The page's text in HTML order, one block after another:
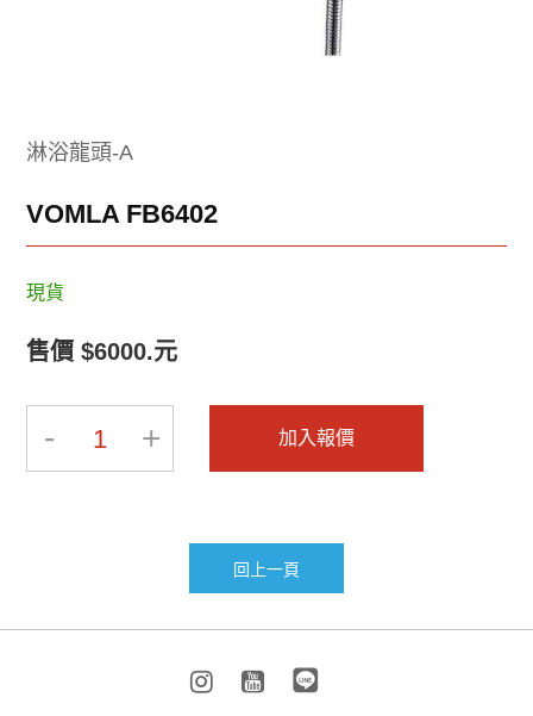
2025-BRAVAT-2
2019-INNOCI-8 2019-INNOCI-7
2019-INNOCI-6
淋浴龍頭-A
VOMLA FB6402
現貨
售價 $6000.元
- 1 + 加入報價
回上一頁